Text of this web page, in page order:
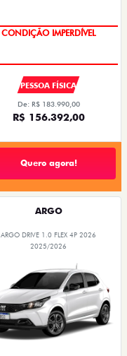
CONDIÇÃO IMPERDÍVEL
PESSOA FÍSICA
De: R$ 183.990,00
R$ 156.392,00
Quero agora!
ARGO
ARGO DRIVE 1.0 FLEX 4P 2026
2025/2026